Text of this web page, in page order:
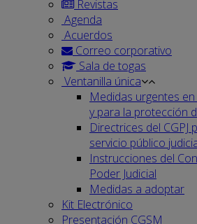
Revistas
Agenda
Acuerdos
Correo corporativo
Sala de togas
Ventanilla única
Medidas urgentes
y para la protección
Directrices del CGPJ
servicio público
Instrucciones del
Poder Judicial
Medidas a adoptar
Kit Electrónico
Presentación CGSM